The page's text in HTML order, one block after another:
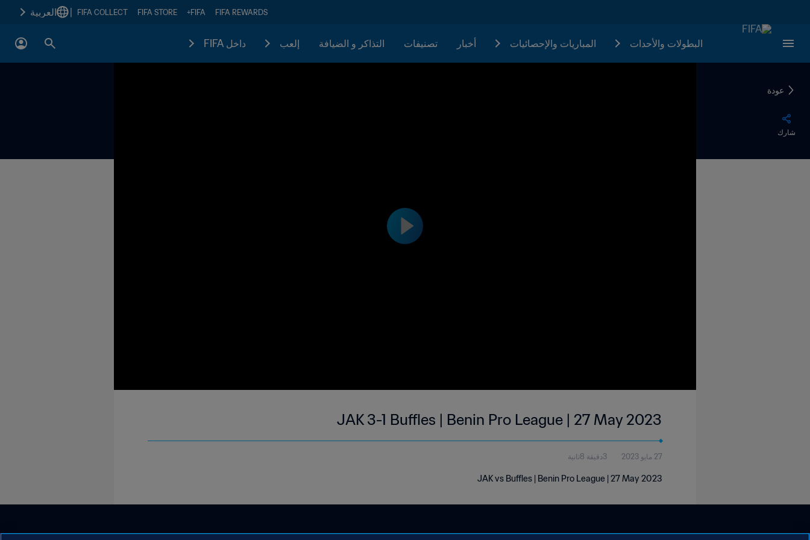
FIFA REWARDS
FIFA+
FIFA STORE
FIFA COLLECT العربية
البطولات والأحدات المباريات والإحصائيات أخبار تصنيفات التذاكر و الضيافة إلعب داخل FIFA
عودة
شارك
JAK 3-1 Buffles | Benin Pro League | 27 May 2023
27 مايو 2023 3دقيقة 8ثانية
JAK vs Buffles | Benin Pro League | 27 May 2023